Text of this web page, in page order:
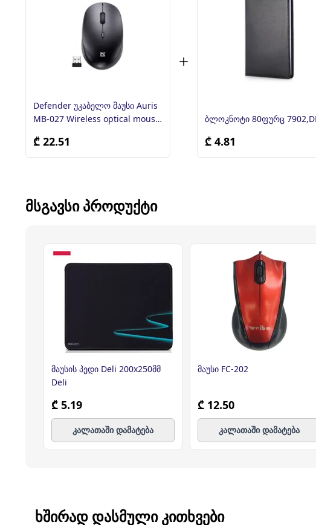
Defender უკაბელო მაუსი Auris
MB-027 Wireless optical mouse,
₾ 22.51
ბლოკნოტი 80ფურც
₾ 4.81
ᲛᲡᲒᲐᲕᲡᲘ ᲞᲠᲝᲓᲣᲥᲢᲘ
მაუსის პედი Deli 200x250მმ
Deli
₾ 5.19
კალათაში დამატება
მაუსი FC-202
₾ 12.50
კალათაში დამატება
ᲮᲨᲘᲠᲐᲓ ᲓᲐᲡᲛᲣᲚᲘ ᲙᲘᲗᲮᲕᲔᲑᲘ